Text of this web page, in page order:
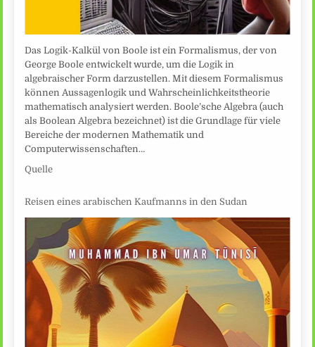
Das Logik-Kalkül von Boole ist ein Formalismus, der von
George Boole entwickelt wurde, um die Logik in
algebraischer Form darzustellen. Mit diesem Formalismus
können Aussagenlogik und Wahrscheinlichkeitstheorie
mathematisch analysiert werden. Boole’sche Algebra (auch
als Boolean Algebra bezeichnet) ist die Grundlage für viele
Bereiche der modernen Mathematik und
Computerwissenschaften…
Quelle
Reisen eines arabischen Kaufmanns in den Sudan